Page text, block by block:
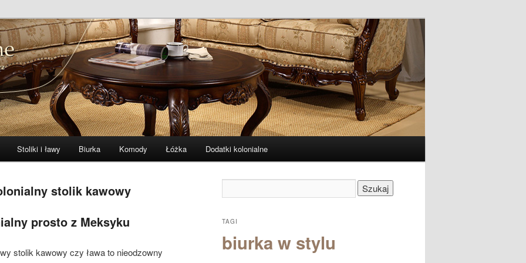
– zibi-meble.pl
i indyjskie
Szukaj
Stoliki i ławy Biurka Komody Łóżka Dodatki kolonialne
stolik kawowy
prosto z Meksyku
stolik kawowy czy ława to nieodzowny
TAGI
biurka w stylu